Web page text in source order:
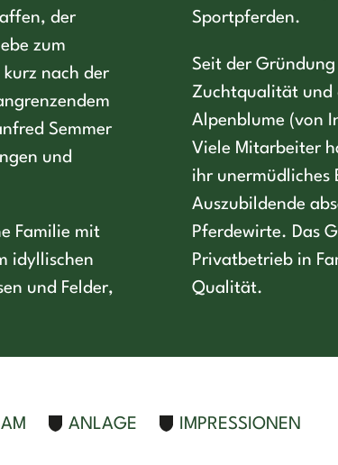
der
zum
nach der
Semmer
und
Familie mit
idyllischen
und Felder,
Sportpferden.
Seit der
Zuchtqualität und
Alpenblume (von
Viele Mitarbeiter
ihr unermüdliches
Auszubildende
Pferdewirte. Das
Privatbetrieb in
Qualität.
ANLAGE IMPRESSIONEN